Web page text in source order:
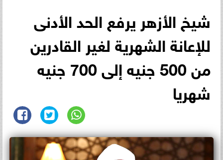
شيخ الأزهر يرفع الحد الأدنى
للإعانة الشهرية لغير القادرين
من 500 جنيه إلى 700 جنيه
شهريا